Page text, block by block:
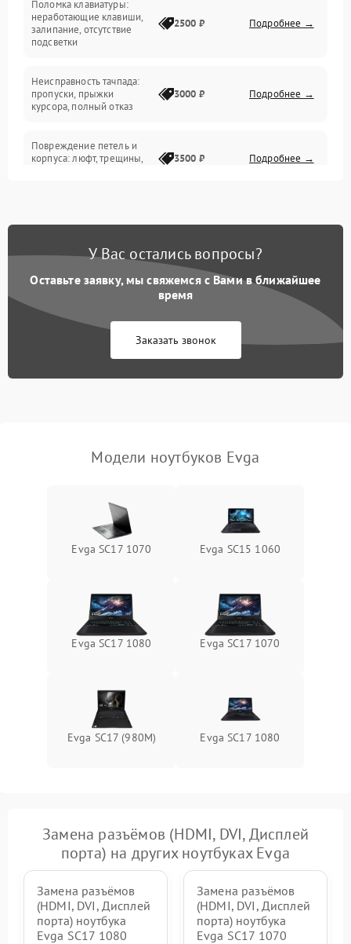
Интерфейсные проблемы
Батарея
Сеть и интернет
Поломка клавиатуры:
неработающие клавиши,
залипание, отсутствие
подсветки
2500 ₽ Подробнее →
Неисправность тачпада:
пропуски, прыжки
курсора, полный отказ
3000 ₽ Подробнее →
Повреждение петель и
корпуса: люфт, трещины,
3500 ₽ Подробнее →
быстрая разрядка,
2500 ₽ Подробнее →
Неисправность зарядного
питания
2000 ₽ Подробнее →
неисправности кулера
пропадание диска
оперативной памяти:
вылеты приложений,
синие экраны
Подробнее →
У Вас остались вопросы?
Оставьте заявку, мы свяжемся с Вами в ближайшее
время
Заказать звонок
Модели ноутбуков Evga
Evga SC17 1070 Evga SC15 1060
Evga SC17 1080 Evga SC17 1070
Evga SC17 (980M) Evga SC17 1080
Замена разъёмов (HDMI, DVI, Дисплей
порта) на других ноутбуках Evga
Замена разъёмов
(HDMI, DVI, Дисплей
порта) ноутбука
Evga SC17 1080
Замена разъёмов
(HDMI, DVI, Дисплей
порта) ноутбука
Evga SC17 1070